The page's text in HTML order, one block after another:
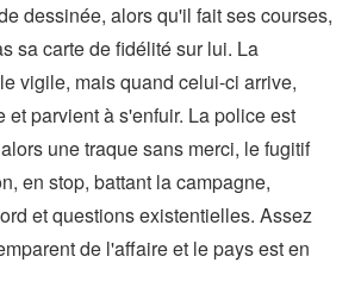
dessinée, alors qu'il fait ses courses,
sa carte de fidélité sur lui. La
vigile, mais quand celui-ci arrive,
et parvient à s'enfuir. La police est
une traque sans merci, le fugitif
en stop, battant la campagne,
et questions existentielles. Assez
de l'affaire et le pays est en